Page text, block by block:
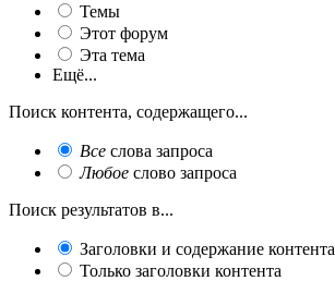
Темы
Этот форум
Эта тема
Ещё...
Поиск контента, содержащего...
Все слова запроса
Любое слово запроса
Поиск результатов в...
Заголовки и содержание контента
Только заголовки контента